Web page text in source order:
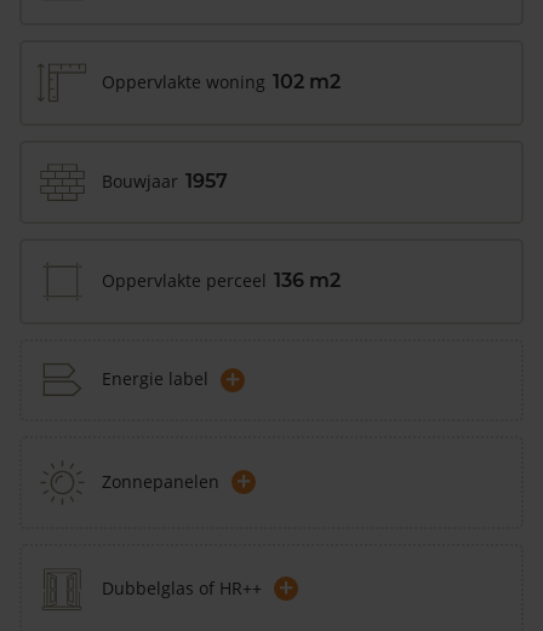
Oppervlakte woning 102 m2
Bouwjaar 1957
Oppervlakte perceel 136 m2
Energie label +
Zonnepanelen +
Dubbelglas of HR++ +